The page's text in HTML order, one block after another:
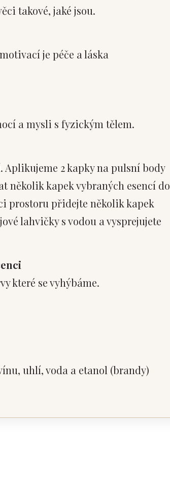
takové, jaké jsou.
je péče a láska
a mysli s fyzickým tělem.
Aplikujeme 2 kapky na pulsní body
několik kapek vybraných esencí do
prostoru přidejte několik kapek
lahvičky s vodou a vysprejujete
které se vyhýbáme.
uhlí, voda a etanol (brandy)